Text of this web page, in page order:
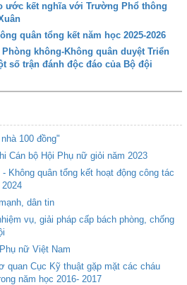
ước kết nghĩa với Trường Phổ thông
quân tổng kết năm học 2025-2026
không-Không quân duyệt Triển
số trận đánh độc đáo của Bộ đội
100 đồng"
Cán bộ Hội Phụ nữ giỏi năm 2023
Không quân tổng kết hoạt động công tác
dân tin
vụ, giải pháp cấp bách phòng, chống
nữ Việt Nam
quan Cục Kỹ thuật gặp mặt các cháu
năm học 2016- 2017